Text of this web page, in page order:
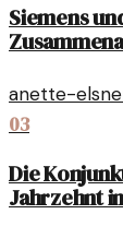
Siemens
anette-
03
Die
Jahrzehnt